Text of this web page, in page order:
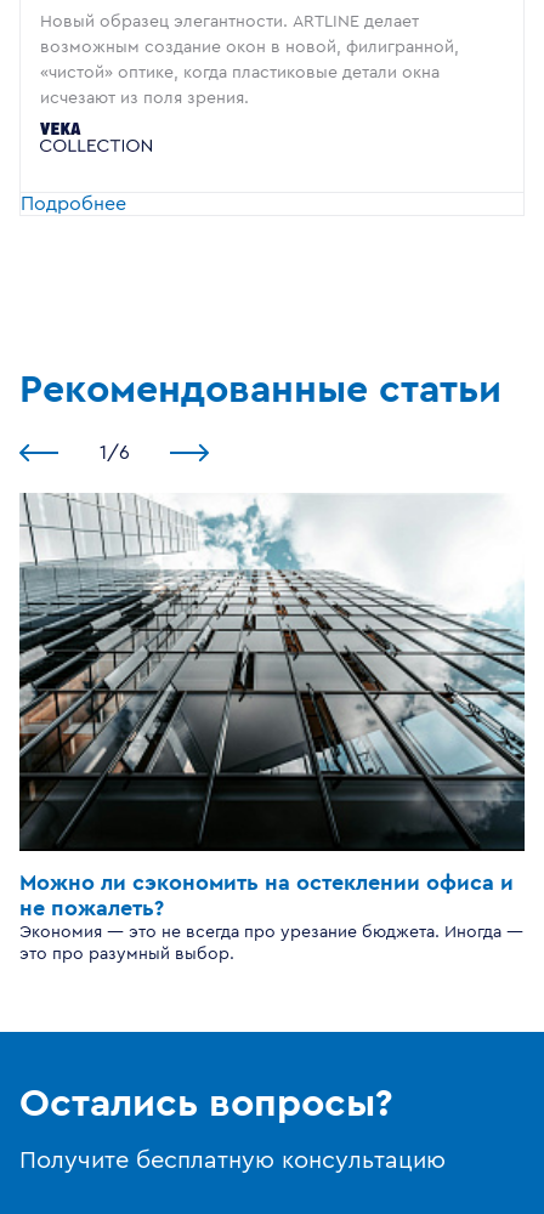
Новый образец элегантности. ARTLINE делает
возможным создание окон в новой, филигранной,
«чистой» оптике, когда пластиковые детали окна
исчезают из поля зрения.
Подробнее
Рекомендованные статьи
1 /6
Можно ли сэкономить на остеклении офиса и
не пожалеть?
Экономия — это не всегда про урезание бюджета. Иногда —
это про разумный выбор.
Остались вопросы?
Получите бесплатную консультацию